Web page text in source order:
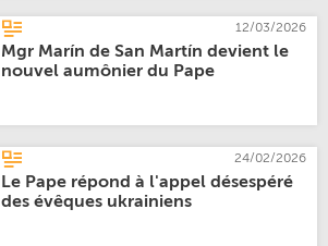
12/03/2026
Mgr Marín de San Martín devient le
nouvel aumônier du Pape
24/02/2026
Le Pape répond à l'appel désespéré
des évêques ukrainiens